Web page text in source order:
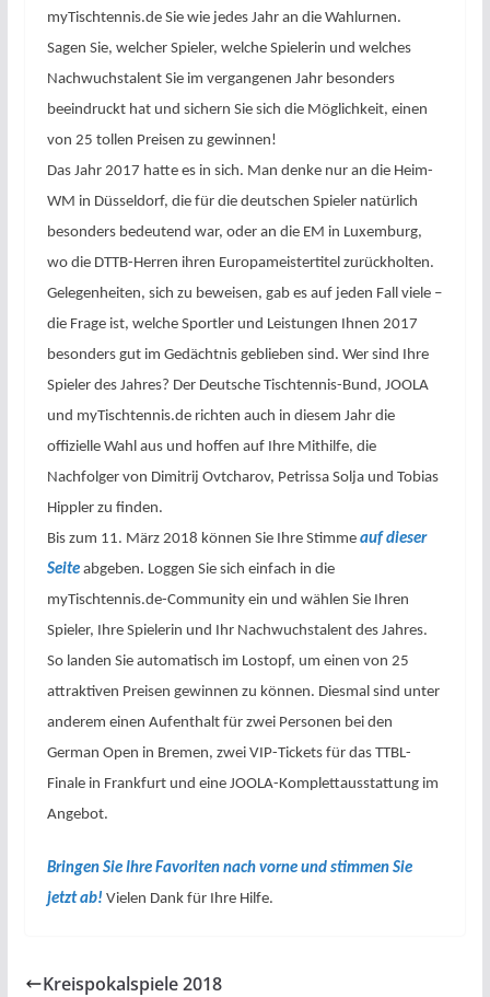
myTischtennis.de Sie wie jedes Jahr an die Wahlurnen.
Sagen Sie, welcher Spieler, welche Spielerin und welches
Nachwuchstalent Sie im vergangenen Jahr besonders
beeindruckt hat und sichern Sie sich die Möglichkeit, einen
von 25 tollen Preisen zu gewinnen!
Das Jahr 2017 hatte es in sich. Man denke nur an die Heim-
WM in Düsseldorf, die für die deutschen Spieler natürlich
besonders bedeutend war, oder an die EM in Luxemburg,
wo die DTTB-Herren ihren Europameistertitel zurückholten.
Gelegenheiten, sich zu beweisen, gab es auf jeden Fall viele –
die Frage ist, welche Sportler und Leistungen Ihnen 2017
besonders gut im Gedächtnis geblieben sind. Wer sind Ihre
Spieler des Jahres? Der Deutsche Tischtennis-Bund, JOOLA
und myTischtennis.de richten auch in diesem Jahr die
offizielle Wahl aus und hoffen auf Ihre Mithilfe, die
Nachfolger von Dimitrij Ovtcharov, Petrissa Solja und Tobias
Hippler zu finden.
Bis zum 11. März 2018 können Sie Ihre Stimme auf dieser
Seiteabgeben. Loggen Sie sich einfach in die
myTischtennis.de-Community ein und wählen Sie Ihren
Spieler, Ihre Spielerin und Ihr Nachwuchstalent des Jahres.
So landen Sie automatisch im Lostopf, um einen von 25
attraktiven Preisen gewinnen zu können. Diesmal sind unter
anderem einen Aufenthalt für zwei Personen bei den
German Open in Bremen, zwei VIP-Tickets für das TTBL-
Finale in Frankfurt und eine JOOLA-Komplettausstattung im
Angebot.
Bringen Sie Ihre Favoriten nach vorne und stimmen Sie
jetzt ab! Vielen Dank für Ihre Hilfe.
Kreispokalspiele 2018